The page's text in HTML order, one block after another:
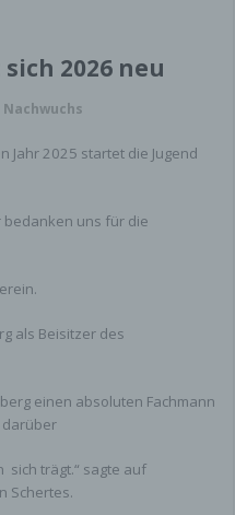
2026 neu
Nachwuchs
Jahr 2025 startet die Jugend
bedanken uns für die
als Beisitzer des
einen absoluten Fachmann
darüber
sich trägt.“ sagte auf
Schertes.